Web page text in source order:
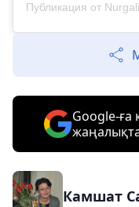
Google-ға
Камшат